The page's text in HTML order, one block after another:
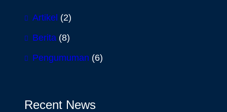
Artikel (2)
Berita (8)
Pengumuman (6)
Recent News